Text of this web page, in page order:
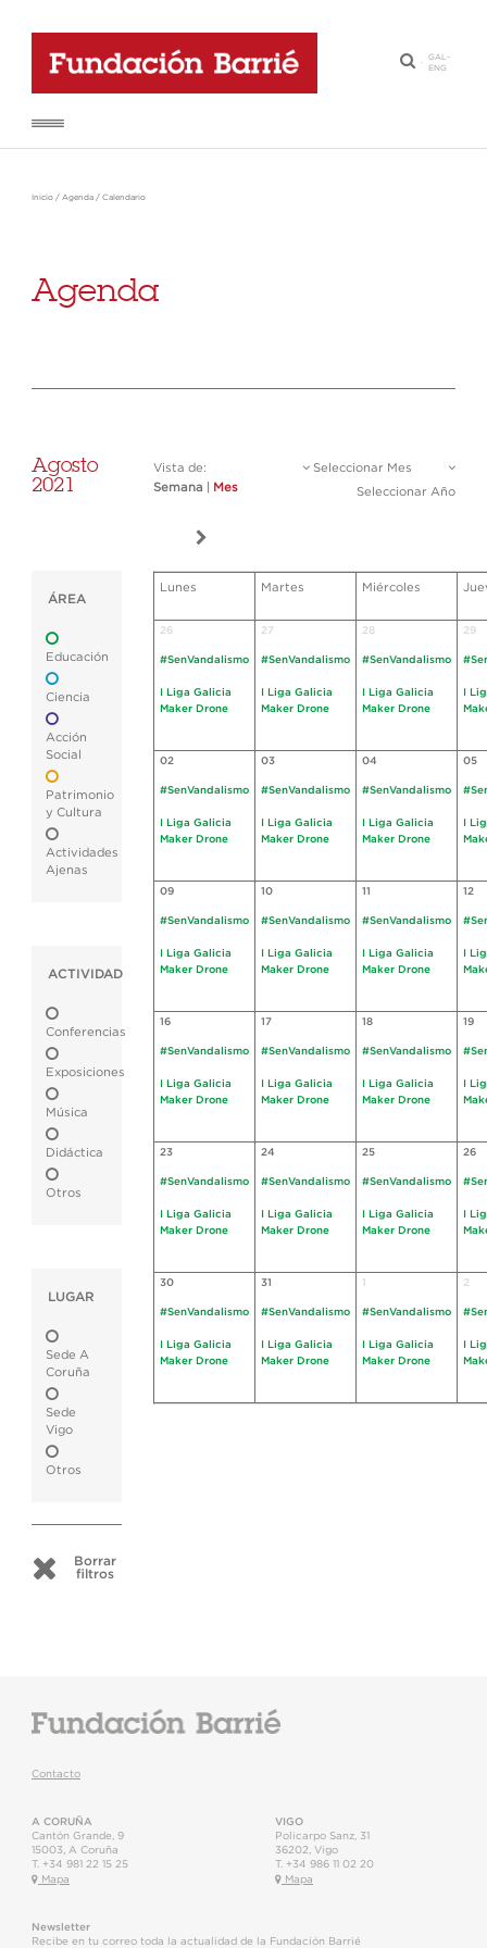
·
GAL-
ENG
Inicio / Agenda / Calendario
Agenda
Agosto
2021
Vista de:
Semana
Mes
Seleccionar Mes
Seleccionar Año
ÁREA
Educación
Ciencia
Acción
Social
Patrimonio
y Cultura
Actividades
Ajenas
ACTIVIDAD
Conferencias
Exposiciones
Música
Didáctica
Otros
LUGAR
Sede A
Coruña
Sede
Vigo
Otros
Borrar
filtros
Lunes Martes Miércoles
26
#SenVandalismo
I Liga Galicia
Maker Drone
27
#SenVandalismo
I Liga Galicia
Maker Drone
28
#SenVandalismo
I Liga Galicia
Maker Drone
29
I
02
#SenVandalismo
I Liga Galicia
Maker Drone
03
#SenVandalismo
I Liga Galicia
Maker Drone
04
#SenVandalismo
I Liga Galicia
Maker Drone
05
I
09
#SenVandalismo
I Liga Galicia
Maker Drone
10
#SenVandalismo
I Liga Galicia
Maker Drone
11
#SenVandalismo
I Liga Galicia
Maker Drone
12
I
16
#SenVandalismo
I Liga Galicia
Maker Drone
17
#SenVandalismo
I Liga Galicia
Maker Drone
18
#SenVandalismo
I Liga Galicia
Maker Drone
19
I
23
#SenVandalismo
I Liga Galicia
Maker Drone
24
#SenVandalismo
I Liga Galicia
Maker Drone
25
#SenVandalismo
I Liga Galicia
Maker Drone
26
I
30
#SenVandalismo
I Liga Galicia
Maker Drone
31
#SenVandalismo
I Liga Galicia
Maker Drone
#SenVandalismo
I Liga Galicia
Maker Drone
2
I
Contacto
A CORUÑA
Cantón Grande, 9
15003
A Coruña
T. +34 981 22 15 25
Mapa
VIGO
Policarpo Sanz, 31
36202 Vigo
T. +34 986 11 02 20
Mapa
Newsletter
Recibe en tu correo toda la actualidad de la Fundación Barrié